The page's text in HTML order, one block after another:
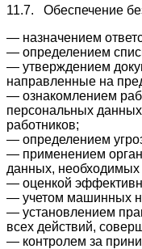
11.7. Обеспечение
— назначением
— определением
— утверждением
направленные на
— ознакомлением
персональных
работников;
— определением
— применением
данных,
— оценкой
— учетом машинных
— установлением
всех действий,
— контролем за